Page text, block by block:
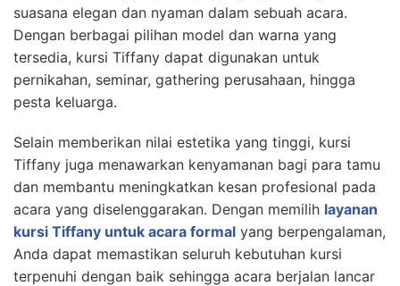
suasana elegan dan nyaman dalam sebuah acara.
Dengan berbagai pilihan model dan warna yang
tersedia, kursi Tiffany dapat digunakan untuk
pernikahan, seminar, gathering perusahaan, hingga
pesta keluarga.
Selain memberikan nilai estetika yang tinggi, kursi
Tiffany juga menawarkan kenyamanan bagi para tamu
dan membantu meningkatkan kesan profesional pada
acara yang diselenggarakan. Dengan memilih layanan
kursi Tiffany untuk acara formal yang berpengalaman,
Anda dapat memastikan seluruh kebutuhan kursi
terpenuhi dengan baik sehingga acara berjalan lancar